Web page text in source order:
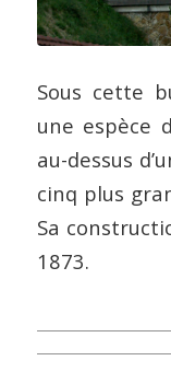
Sous cette
une espèce
au-dessus
cinq plus
Sa
1873.